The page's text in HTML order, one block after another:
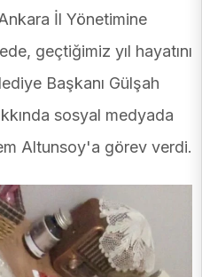
İl Yönetimine
geçtiğimiz yıl hayatını
Başkanı Gülşah
sosyal medyada
Altunsoy'a görev verdi.